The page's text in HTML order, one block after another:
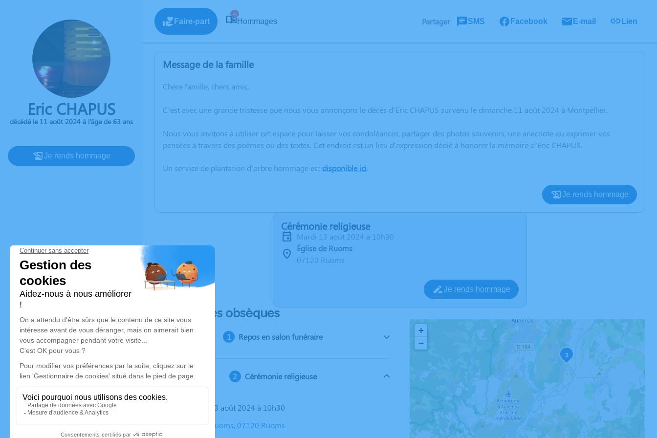
Eric CHAPUS
décédé le 11 août 2024 à l'âge de 63 ans
Je rends hommage
Faire-part
25
Hommages Partager SMS Facebook E-mail Lien
Message de la famille
Chère famille, chers amis,
C’est avec une grande tristesse que nous vous annonçons le décès d’Eric CHAPUS survenu le dimanche 11 août 2024 à Montpellier.
Nous vous invitons à utiliser cet espace pour laisser vos condoléances, partager des photos souvenirs, une anecdote ou exprimer vos
pensées à travers des poèmes ou des textes. Cet endroit est un lieu d'expression dédié à honorer la mémoire d’Eric CHAPUS.
Un service de plantation d’arbre hommage est disponible ici.
Je rends hommage
Cérémonie religieuse
mardi 13 août 2024 à 10h30
Église de Ruoms
07120 Ruoms
Je rends hommage
Déroulé des obsèques
Repos en salon funéraire
Cérémonie religieuse
Le mardi 13 août 2024 à 10h30
Église de Ruoms, 07120 Ruoms
3
+
−